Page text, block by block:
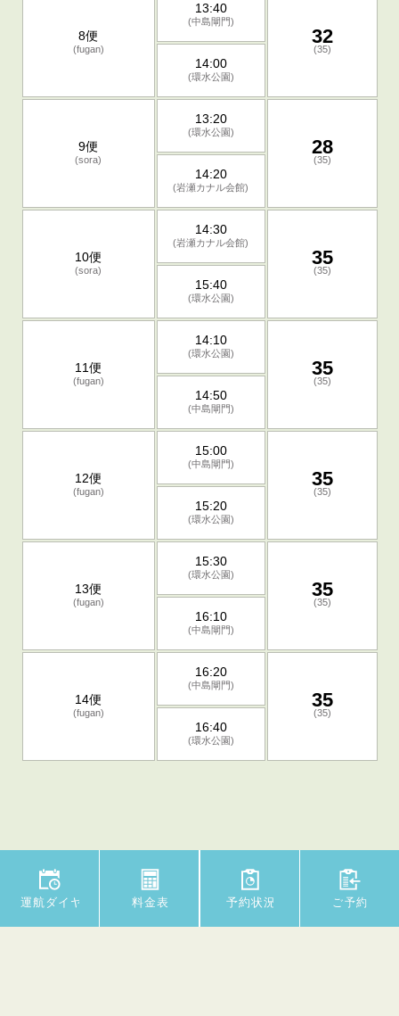
8便
(fugan)
13:40
(中島閘門)
32
(35)
14:00
(環水公園)
9便
(sora)
13:20
(環水公園)
28
(35)
14:20
(岩瀬カナル会館)
10便
(sora)
14:30
(岩瀬カナル会館)
35
(35)
15:40
(環水公園)
11便
(fugan)
14:10
(環水公園)
35
(35)
14:50
(中島閘門)
12便
(fugan)
15:00
(中島閘門)
35
(35)
15:20
(環水公園)
13便
(fugan)
15:30
(環水公園)
35
(35)
16:10
(中島閘門)
14便
(fugan)
16:20
(中島閘門)
35
(35)
16:40
(環水公園)